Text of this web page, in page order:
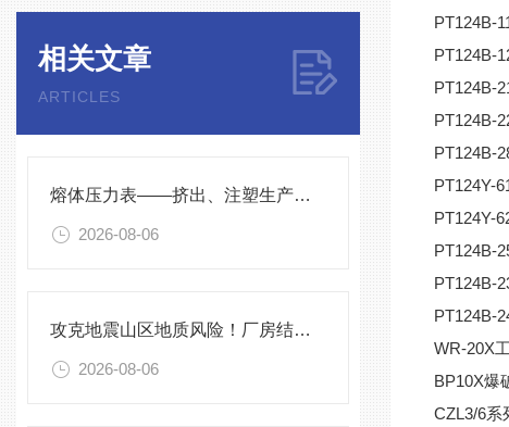
相关文章
ARTICLES
熔体压力表——挤出、注塑生产线的品质命脉！
2026-08-06
攻克地震山区地质风险！厂房结构在线安全监测解决方案应用。
2026-08-06
PT124B-
PT124B-
PT124B-
PT124B-
PT124B-
PT124Y-
PT124Y-
PT124B-
PT124B-
PT124B-
WR-20X
BP10X爆
CZL3/6